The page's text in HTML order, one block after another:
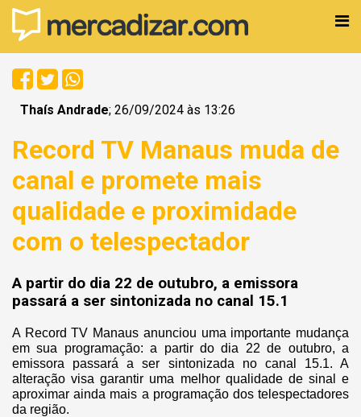
Thaís Andrade; 26/09/2024 às 13:26
Record TV Manaus muda de
canal e promete mais
qualidade e proximidade
com o telespectador
A partir do dia 22 de outubro, a emissora
passará a ser sintonizada no canal 15.1
A Record TV Manaus anunciou uma importante mudança
em sua programação: a partir do dia 22 de outubro, a
emissora passará a ser sintonizada no canal 15.1. A
alteração visa garantir uma melhor qualidade de sinal e
aproximar ainda mais a programação dos telespectadores
da região.